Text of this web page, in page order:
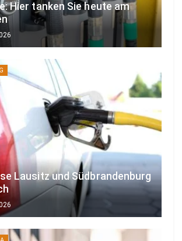
Hier tanken Sie heute am
Lausitz und Südbrandenburg